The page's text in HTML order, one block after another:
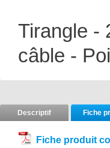
Tirangle -
câble -
Descriptif Fiche
Fiche produit